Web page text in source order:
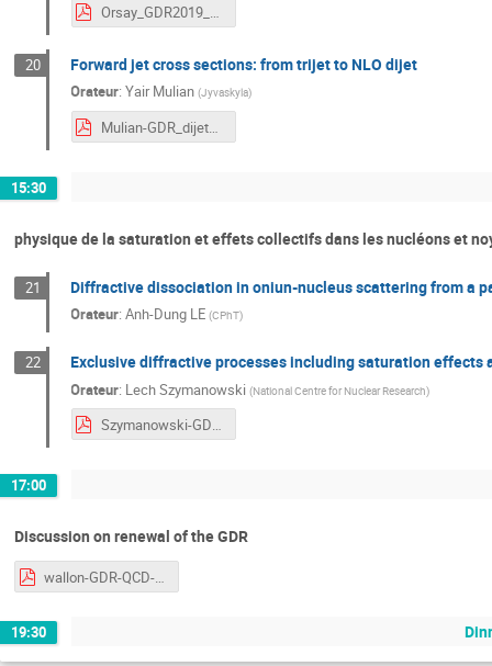
Orsay_GDR2019_CGC.pdf
20 Forward jet cross sections: from trijet to NLO dijet
Orateur:Yair Mulian (Jyvaskyla)
Mulian-GDR_dijet1.pdf
15:30
physique de la saturation et effets collectifs dans les nucléons et
21 Diffractive dissociation in oniun-nucleus scattering from a
Orateur:Anh-Dung LE (CPhT)
22 Exclusive diffractive processes including saturation effects
Orateur: Lech Szymanowski (National Centre for Nuclear Research)
Szymanowski-GDR-2019.pdf
17:00
Discussion on renewal of the GDR
wallon-GDR-QCD-2019.pdf
19:30